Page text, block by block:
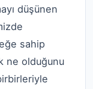
düşünen
sahip
ne olduğunu